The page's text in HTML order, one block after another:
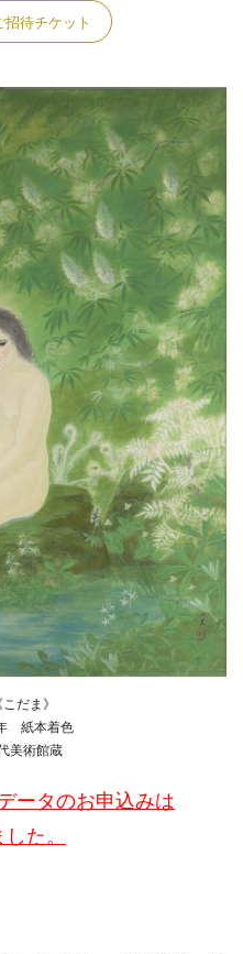
招待チケット
だま》
紙本着色
美術館蔵
ータのお申込みは
た。